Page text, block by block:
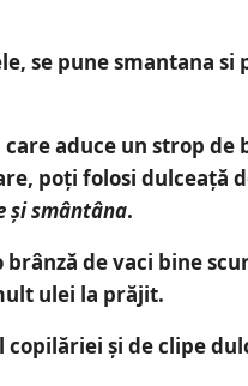
se pune smantana
care aduce un strop
poți folosi dulceață
și smântâna.
brânză de vaci bine
ulei la prăjit.
și de clipe